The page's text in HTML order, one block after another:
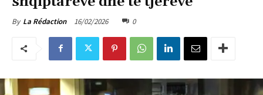
By La Rédaction 16/02/2026 0